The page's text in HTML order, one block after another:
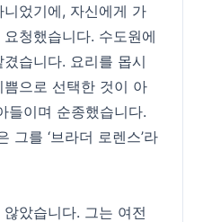
었기에, 자신에게 가
청했습니다. 수도원에
습니다. 요리를 몹시
으로 선택한 것이 아
들이며 순종했습니다.
그를 ‘브라더 로렌스’라
았습니다. 그는 여전